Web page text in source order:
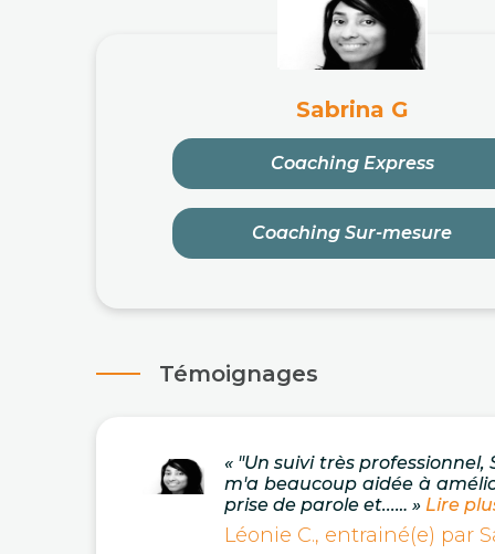
Sabrina G
Coaching Express
Coaching Sur-mesure
Témoignages
« "Un suivi très professionnel,
m'a beaucoup aidée à
prise de parole et...… »Lire
Léonie C., entrainé(e) par